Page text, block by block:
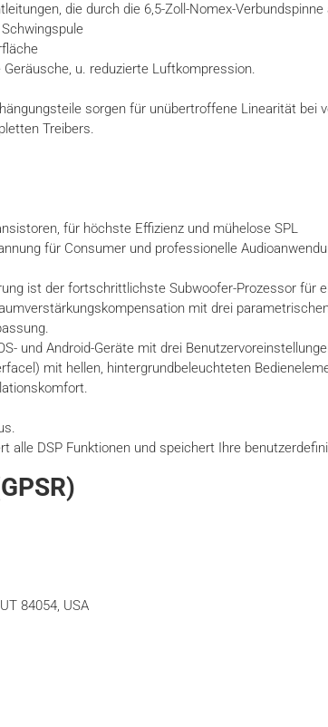
die durch die 6,5-Zoll-Nomex-
u. reduzierte Luftkompression.
sorgen für unübertroffene Linearität bei
Treibers.
für höchste Effizienz und mühelose SPL
für Consumer und professionelle
ist der fortschrittlichste Subwoofer-Prozessor für
mit drei
und Android-Geräte mit drei
mit hellen, hintergrundbeleuchteten
alle DSP Funktionen und speichert Ihre
84054, USA